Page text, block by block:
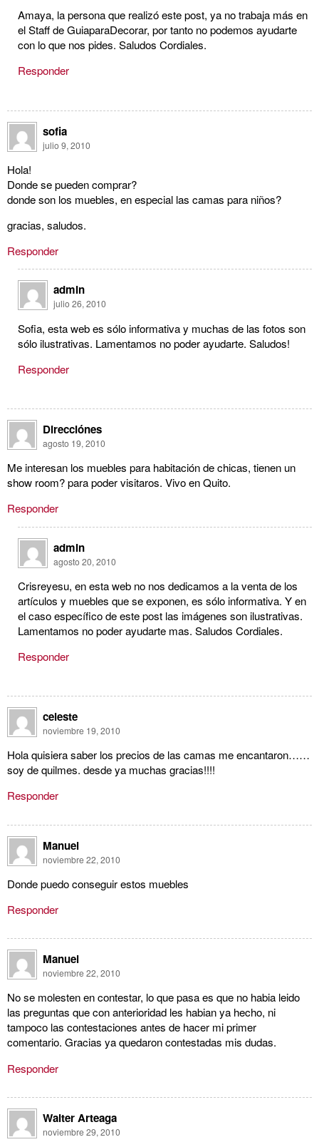
Amaya, la persona que realizó este post, ya no trabaja más en
el Staff de GuiaparaDecorar, por tanto no podemos ayudarte
con lo que nos pides. Saludos Cordiales.
Responder
sofia
julio 9, 2010
Hola!
Donde se pueden comprar?
donde son los muebles, en especial las camas para niños?
gracias, saludos.
Responder
admin
julio 26, 2010
Sofia, esta web es sólo informativa y muchas de las fotos son
sólo ilustrativas. Lamentamos no poder ayudarte. Saludos!
Responder
Direcciónes
agosto 19, 2010
Me interesan los muebles para habitación de chicas, tienen un
show room? para poder visitaros. Vivo en Quito.
Responder
admin
agosto 20, 2010
Crisreyesu, en esta web no nos dedicamos a la venta de los
artículos y muebles que se exponen, es sólo informativa. Y en
el caso específico de este post las imágenes son ilustrativas.
Lamentamos no poder ayudarte mas. Saludos Cordiales.
Responder
celeste
noviembre 19, 2010
Hola quisiera saber los precios de las camas me encantaron……
soy de quilmes. desde ya muchas gracias!!!!
Responder
Manuel
noviembre 22, 2010
Donde puedo conseguir estos muebles
Responder
Manuel
noviembre 22, 2010
No se molesten en contestar, lo que pasa es que no habia leido
las preguntas que con anterioridad les habian ya hecho, ni
tampoco las contestaciones antes de hacer mi primer
comentario. Gracias ya quedaron contestadas mis dudas.
Responder
Walter Arteaga
noviembre 29, 2010